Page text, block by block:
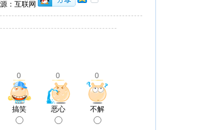
：互联网
0 0 0
搞笑 恶心 不解